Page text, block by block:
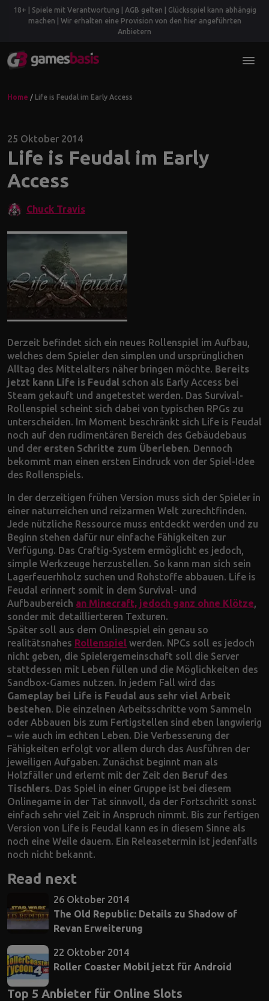
18+ | Spiele mit Verantwortung | AGB gelten | Glücksspiel kann abhängig
machen | Wir erhalten eine Provision von den hier angeführten
Anbietern
Home / Life is Feudal im Early Access
25 Oktober 2014
Life is Feudal im Early
Access
Chuck Travis
Derzeit befindet sich ein neues Rollenspiel im Aufbau,
welches dem Spieler den simplen und ursprünglichen
Alltag des Mittelalters näher bringen möchte. Bereits
jetzt kann Life is Feudal schon als Early Access bei
Steam gekauft und angetestet werden. Das Survival-
Rollenspiel scheint sich dabei von typischen RPGs zu
unterscheiden. Im Moment beschränkt sich Life is Feudal
noch auf den rudimentären Bereich des Gebäudebaus
und der ersten Schritte zum Überleben. Dennoch
bekommt man einen ersten Eindruck von der Spiel-Idee
des Rollenspiels.
In der derzeitigen frühen Version muss sich der Spieler in
einer naturreichen und reizarmen Welt zurechtfinden.
Jede nützliche Ressource muss entdeckt werden und zu
Beginn stehen dafür nur einfache Fähigkeiten zur
Verfügung. Das Craftig-System ermöglicht es jedoch,
simple Werkzeuge herzustellen. So kann man sich sein
Lagerfeuerhholz suchen und Rohstoffe abbauen. Life is
Feudal erinnert somit in dem Survival- und
Aufbaubereich an Minecraft, jedoch ganz ohne Klötze
sonder mit detaillierteren Texturen.
Später soll aus dem Onlinespiel ein genau so
realitätsnahes Rollenspiel werden. NPCs soll es jedoch
nicht geben, die Spielergemeinschaft soll die Server
stattdessen mit Leben füllen und die Möglichkeiten des
Sandbox-Games nutzen. In jedem Fall wird das
Gameplay bei Life is Feudal aus sehr viel Arbeit
bestehen. Die einzelnen Arbeitsschritte vom Sammeln
oder Abbauen bis zum Fertigstellen sind eben langwierig
– wie auch im echten Leben. Die Verbesserung der
Fähigkeiten erfolgt vor allem durch das Ausführen der
jeweiligen Aufgaben. Zunächst beginnt man als
Holzfäller und erlernt mit der Zeit den Beruf des
Tischlers. Das Spiel in einer Gruppe ist bei diesem
Onlinegame in der Tat sinnvoll, da der Fortschritt sonst
einfach sehr viel Zeit in Anspruch nimmt. Bis zur fertigen
Version von Life is Feudal kann es in diesem Sinne als
noch eine Weile dauern. Ein Releasetermin ist jedenfalls
noch nicht bekannt.
Read next
26 Oktober 2014
The Old Republic: Details zu Shadow of
Revan Erweiterung
22 Oktober 2014
Roller Coaster Mobil jetzt für Android
Top 5 Anbieter für Online Slots